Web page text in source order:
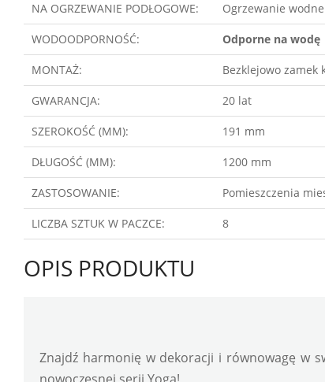
NA OGRZEWANIE PODŁOGOWE: Ogrzewanie wodne
WODOODPORNOŚĆ: Odporne na wodę
MONTAŻ: Bezklejowo zamek
GWARANCJA: 20 lat
SZEROKOŚĆ (MM): 191 mm
DŁUGOŚĆ (MM): 1200 mm
ZASTOSOWANIE: Pomieszczenia
LICZBA SZTUK W PACZCE: 8
OPIS PRODUKTU
Znajdź harmonię w dekoracji i równowagę w